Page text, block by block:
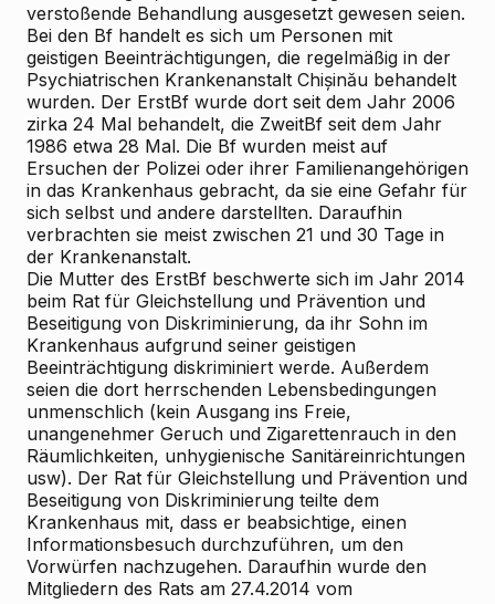
verstoßende Behandlung ausgesetzt gewesen seien.
Bei den Bf handelt es sich um Personen mit
geistigen Beeinträchtigungen, die regelmäßig in der
Psychiatrischen Krankenanstalt Chișinău behandelt
wurden. Der ErstBf wurde dort seit dem Jahr 2006
zirka 24 Mal behandelt, die ZweitBf seit dem Jahr
1986 etwa 28 Mal. Die Bf wurden meist auf
Ersuchen der Polizei oder ihrer Familienangehörigen
in das Krankenhaus gebracht, da sie eine Gefahr für
sich selbst und andere darstellten. Daraufhin
verbrachten sie meist zwischen 21 und 30 Tage in
der Krankenanstalt.
Die Mutter des ErstBf beschwerte sich im Jahr 2014
beim Rat für Gleichstellung und Prävention und
Beseitigung von Diskriminierung, da ihr Sohn im
Krankenhaus aufgrund seiner geistigen
Beeinträchtigung diskriminiert werde. Außerdem
seien die dort herrschenden Lebensbedingungen
unmenschlich (kein Ausgang ins Freie,
unangenehmer Geruch und Zigarettenrauch in den
Räumlichkeiten, unhygienische Sanitäreinrichtungen
usw). Der Rat für Gleichstellung und Prävention und
Beseitigung von Diskriminierung teilte dem
Krankenhaus mit, dass er beabsichtige, einen
Informationsbesuch durchzuführen, um den
Vorwürfen nachzugehen. Daraufhin wurde den
Mitgliedern des Rats am 27.4.2014 vom